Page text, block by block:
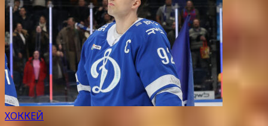
ХОККЕЙ